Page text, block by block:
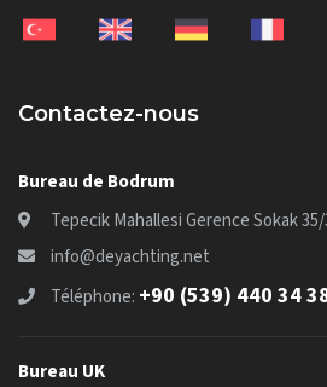
Contactez-nous
Bureau de Bodrum
Tepecik Mahallesi Gerence Sokak
info@deyachting.net
Téléphone: +90 (539) 440 34
Bureau UK